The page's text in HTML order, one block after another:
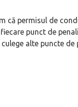
că permisul de
punct de
alte puncte de